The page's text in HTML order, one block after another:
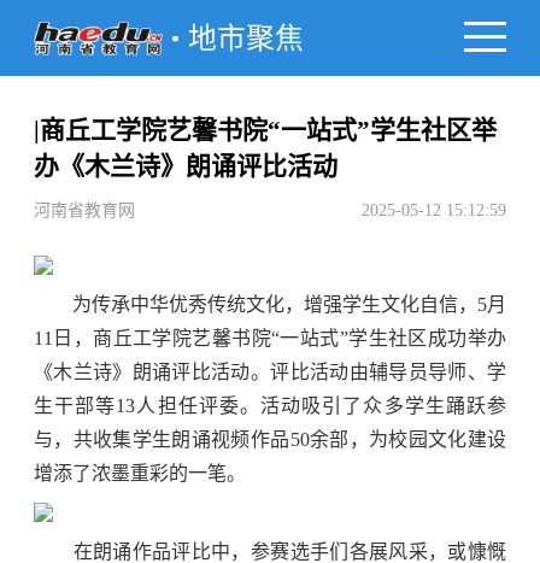
地市聚焦
|商丘工学院艺馨书院“一站式”学生社区举
办《木兰诗》朗诵评比活动
河南省教育网 2025-05-12 15:12:59
为传承中华优秀传统文化，增强学生文化自信，5月
11日，商丘工学院艺馨书院“一站式”学生社区成功举办
《木兰诗》朗诵评比活动。评比活动由辅导员导师、学
生干部等13人担任评委。活动吸引了众多学生踊跃参
与，共收集学生朗诵视频作品50余部，为校园文化建设
增添了浓墨重彩的一笔。
在朗诵作品评比中，参赛选手们各展风采，或慷慨